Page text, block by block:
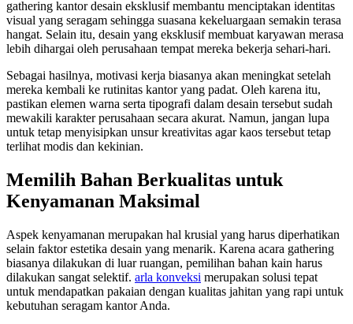
gathering kantor desain eksklusif membantu menciptakan identitas
visual yang seragam sehingga suasana kekeluargaan semakin terasa
hangat. Selain itu, desain yang eksklusif membuat karyawan merasa
lebih dihargai oleh perusahaan tempat mereka bekerja sehari-hari.
Sebagai hasilnya, motivasi kerja biasanya akan meningkat setelah
mereka kembali ke rutinitas kantor yang padat. Oleh karena itu,
pastikan elemen warna serta tipografi dalam desain tersebut sudah
mewakili karakter perusahaan secara akurat. Namun, jangan lupa
untuk tetap menyisipkan unsur kreativitas agar kaos tersebut tetap
terlihat modis dan kekinian.
Memilih Bahan Berkualitas untuk
Kenyamanan Maksimal
Aspek kenyamanan merupakan hal krusial yang harus diperhatikan
selain faktor estetika desain yang menarik. Karena acara gathering
biasanya dilakukan di luar ruangan, pemilihan bahan kain harus
dilakukan sangat selektif. arla konveksi merupakan solusi tepat
untuk mendapatkan pakaian dengan kualitas jahitan yang rapi untuk
kebutuhan seragam kantor Anda.